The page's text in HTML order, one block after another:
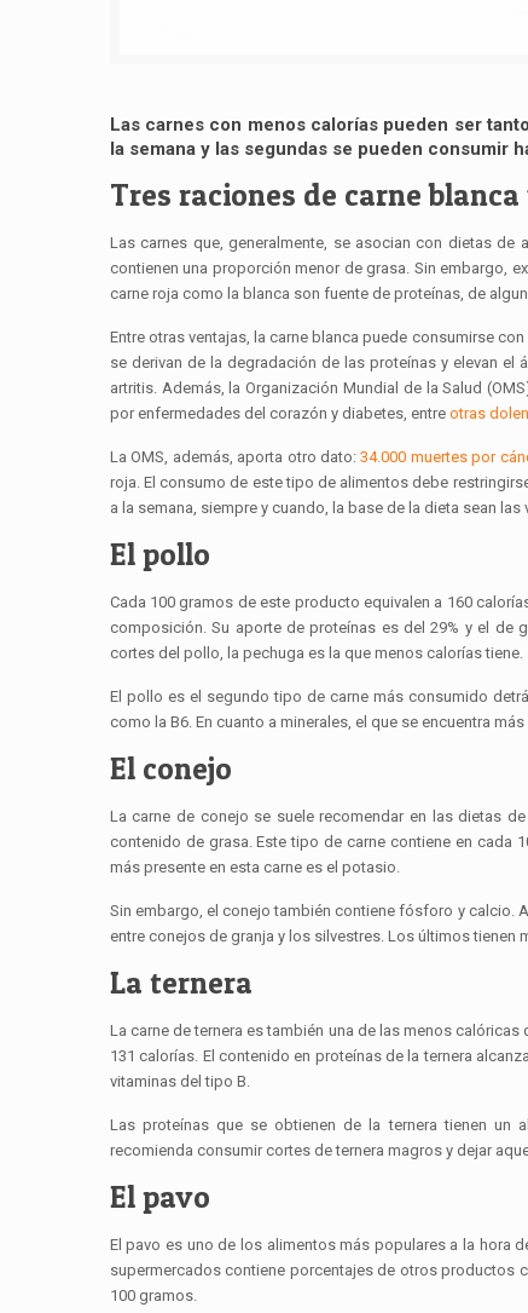
Las carnes con menos calorías pueden ser
la semana y las segundas se pueden consumir
Tres raciones de carne
Las carnes que, generalmente, se asocian con dietas
contienen una proporción menor de grasa. Sin embargo,
carne roja como la blanca son fuente de proteínas, de
Entre otras ventajas, la carne blanca puede consumirse
se derivan de la degradación de las proteínas y elevan
artritis. Además, la Organización Mundial de la Salud
por enfermedades del corazón y diabetes, entre otras
La OMS, además, aporta otro dato:34.000 muertes por
roja. El consumo de este tipo de alimentos debe
a la semana, siempre y cuando, la base de la dieta sean las
El pollo
Cada 100 gramos de este producto equivalen a 160
composición. Su aporte de proteínas es del 29% y el de
cortes del pollo, la pechuga es la que menos calorías tiene.
El pollo es el segundo tipo de carne más consumido
como la B6. En cuanto a minerales, el que se encuentra
El conejo
La carne de conejo se suele recomendar en las dietas
contenido de grasa. Este tipo de carne contiene en cada
más presente en esta carne es el potasio.
Sin embargo, el conejo también contiene fósforo y calcio.
entre conejos de granja y los silvestres. Los últimos tienen
La ternera
La carne de ternera es también una de las menos
131 calorías. El contenido en proteínas de la ternera
vitaminas del tipo B.
Las proteínas que se obtienen de la ternera tienen un
recomienda consumir cortes de ternera magros y dejar
El pavo
El pavo es uno de los alimentos más populares a la hora
supermercados contiene porcentajes de otros productos
100 gramos.